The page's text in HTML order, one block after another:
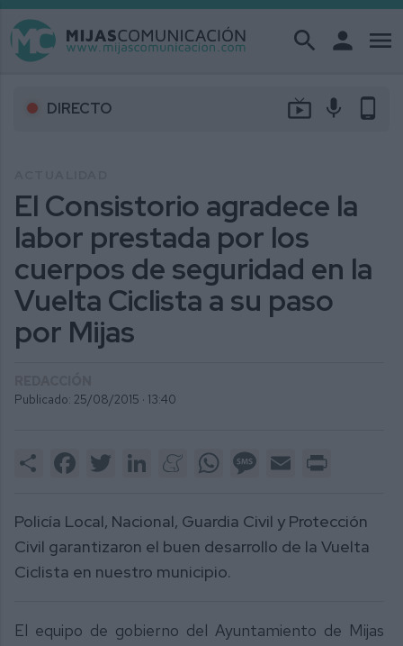
search person menu
DIRECTO live_tv mic phone_android
El Consistorio agradece la
labor prestada por los
cuerpos de seguridad en la
Vuelta Ciclista a su paso
por Mijas
Publicado: 25/08/2015 · 13:40
Share FacebookTwitter LinkedInMeneameWhatsAppMessage
Email
Policía Local, Nacional, Guardia Civil y Protección
Civil garantizaron el buen desarrollo de la Vuelta
Ciclista en nuestro municipio.
El equipo de gobierno del Ayuntamiento de Mijas